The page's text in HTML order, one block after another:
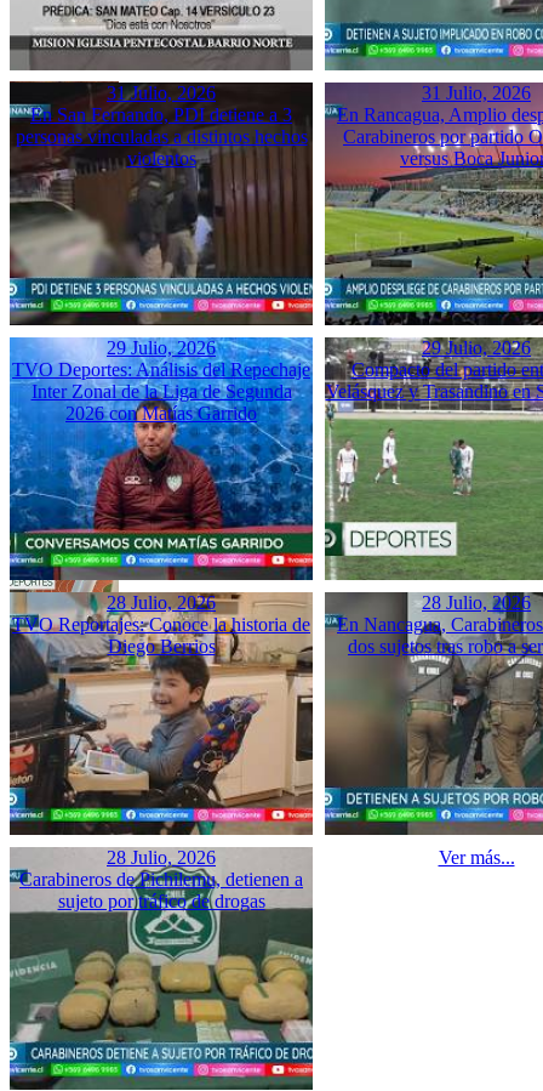
31 Julio, 2026
En San Fernando, PDI detiene a 3
personas vinculadas a distintos hechos
violentos
31 Julio, 2026
En Rancagua, Amplio
Carabineros por partido
versus Boca
29 Julio, 2026
TVO Deportes: Análisis del Repechaje
Inter Zonal de la Liga de Segunda
2026 con Matías Garrido
29 Julio, 2026
Compacto del partido
Velásquez y Trasandino en
28 Julio, 2026
TVO Reportajes: Conoce la historia de
Diego Berrios
28 Julio, 2026
En Nancagua,
dos sujetos tras robo a
28 Julio, 2026
Carabineros de Pichilemu, detienen a
sujeto por tráfico de drogas
Ver más...